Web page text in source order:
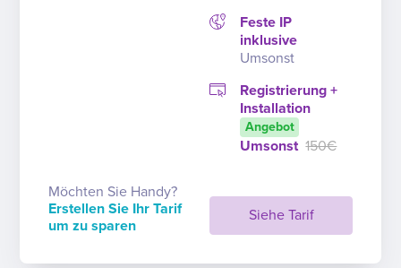
Siehe Tarif
Feste IP
inklusive
Umsonst
Registrierung +
Installation
Angebot
Umsonst 150€
Möchten Sie Handy?
Erstellen Sie Ihr Tarif
um zu sparen